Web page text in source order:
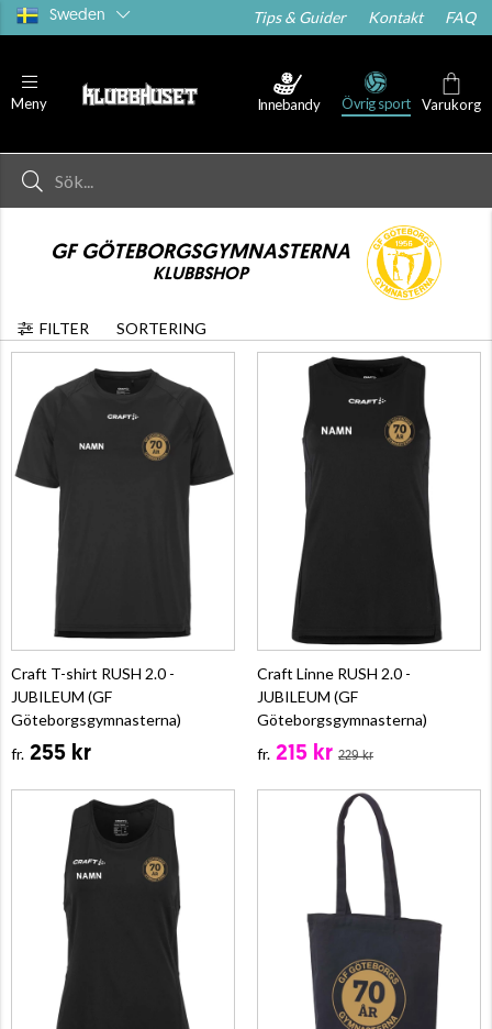
Sweden Tips & Guider Kontakt FAQ
Meny Innebandy Övrig sport Varukorg
GF GÖTEBORGSGYMNASTERNA
KLUBBSHOP
FILTER SORTERING
Craft T-shirt RUSH 2.0 -
JUBILEUM (GF
Göteborgsgymnasterna)
fr. 255 kr
Craft Linne RUSH 2.0 -
JUBILEUM (GF
Göteborgsgymnasterna)
fr. 215 kr 229 kr